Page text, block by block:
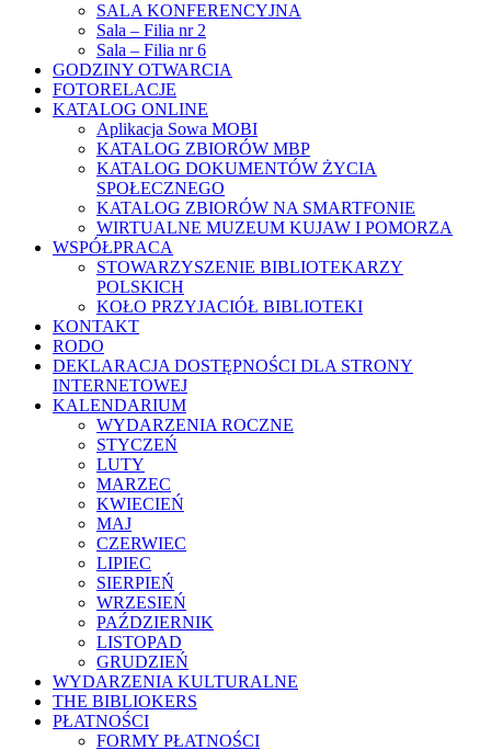
SALA KONFERENCYJNA
Sala – Filia nr 2
Sala – Filia nr 6
GODZINY OTWARCIA
FOTORELACJE
KATALOG ONLINE
Aplikacja Sowa MOBI
KATALOG ZBIORÓW MBP
KATALOG DOKUMENTÓW ŻYCIA
SPOŁECZNEGO
KATALOG ZBIORÓW NA SMARTFONIE
WIRTUALNE MUZEUM KUJAW I POMORZA
WSPÓŁPRACA
STOWARZYSZENIE BIBLIOTEKARZY
POLSKICH
KOŁO PRZYJACIÓŁ BIBLIOTEKI
KONTAKT
RODO
DEKLARACJA DOSTĘPNOŚCI DLA STRONY
INTERNETOWEJ
KALENDARIUM
WYDARZENIA ROCZNE
STYCZEŃ
LUTY
MARZEC
KWIECIEŃ
MAJ
CZERWIEC
LIPIEC
SIERPIEŃ
WRZESIEŃ
PAŹDZIERNIK
LISTOPAD
GRUDZIEŃ
WYDARZENIA KULTURALNE
THE BIBLIOKERS
PŁATNOŚCI
FORMY PŁATNOŚCI